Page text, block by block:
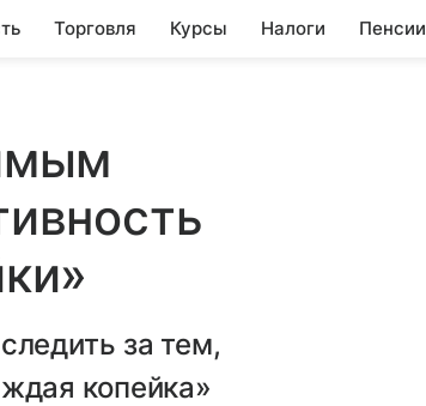
Торговля Курсы Налоги Пенсии
за тем,
копейка»